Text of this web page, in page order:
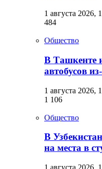
1 августа 2026,
484
Общество
В Ташкенте
автобусов
1 августа 2026,
1 106
Общество
В
на места в
1 августа 2026,